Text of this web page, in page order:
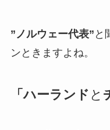
”ノルウェー代表” と
ンときますよね。
「ハーランド と